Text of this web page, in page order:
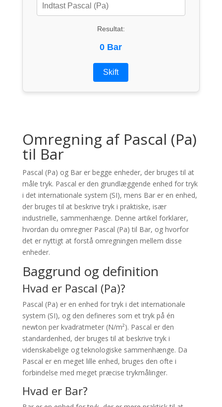
Resultat:
0 Bar
Skift
Omregning af Pascal (Pa)
til Bar
Pascal (Pa) og Bar er begge enheder, der bruges til at
måle tryk. Pascal er den grundlæggende enhed for tryk
i det internationale system (SI), mens Bar er en enhed,
der bruges til at beskrive tryk i praktiske, især
industrielle, sammenhænge. Denne artikel forklarer,
hvordan du omregner Pascal (Pa) til Bar, og hvorfor
det er nyttigt at forstå omregningen mellem disse
enheder.
Baggrund og definition
Hvad er Pascal (Pa)?
Pascal (Pa) er en enhed for tryk i det internationale
system (SI), og den defineres som et tryk på én
newton per kvadratmeter (N/m²). Pascal er den
standardenhed, der bruges til at beskrive tryk i
videnskabelige og teknologiske sammenhænge. Da
Pascal er en meget lille enhed, bruges den ofte i
forbindelse med meget præcise trykmålinger.
Hvad er Bar?